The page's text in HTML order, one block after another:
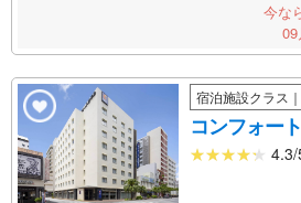
今な
宿泊施設クラス
コンフォー